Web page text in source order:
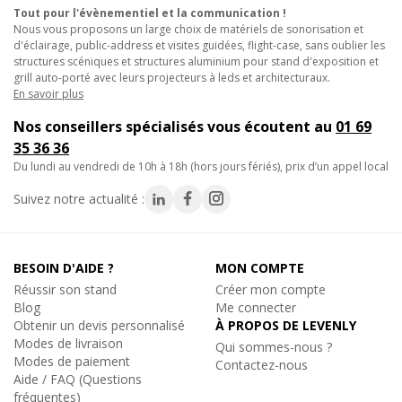
- Capots avec câble de sécurité antichute
- Commande tension directe ou basse tension
- Compatible D8, D8+ et BGV-C1 selon option
- Butées électriques pour montée et descente de charge
- Carte électronique monobloc pour tout le moteur
- Poignées large pour meilleure prise
- Traçabilité et historique des contrôles sur puce RFID intégrée
Caractéristiques techniques :
- IP 55
- Consommation chargé : 1,46 Amp @ 400 V
- Niveau de bruit : 60 dBA
- Type de chaîne (EN 818-7) : 7,10 x 20,50 mm
- Poids de la chaîne : 1,10 kg/m
- Poids du moteur : 47 kg
Tout pour l'évènementiel et la communication !
Nous vous proposons un large choix de matériels de sonorisation et
d'éclairage, public-address et visites guidées, flight-case, sans oublier les
structures scéniques et structures aluminium pour stand d'exposition et
grill auto-porté avec leurs projecteurs à leds et architecturaux.
En savoir plus
Nos conseillers spécialisés vous écoutent au 01 69
35 36 36
du lundi au vendredi de 10h à 18h (hors jours fériés), prix d’un appel local
Suivez notre actualité :
BESOIN D'AIDE ?
Réussir son stand
Blog
Obtenir un devis personnalisé
Modes de livraison
Modes de paiement
Aide / FAQ (Questions
fréquentes)
MON COMPTE
Créer mon compte
Me connecter
À PROPOS DE LEVENLY
Qui sommes-nous ?
Contactez-nous